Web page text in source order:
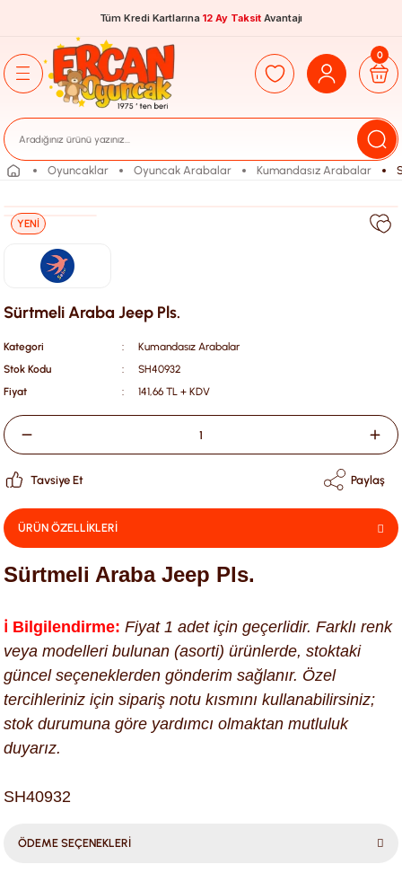
Tüm Kredi Kartlarına 12 Ay Taksit Avantajı
0
Oyuncaklar Oyuncak Arabalar Kumandasız Arabalar
YENİ
Sürtmeli Araba Jeep Pls.
Kategori
Kumandasız Arabalar
Stok Kodu
SH40932
Fiyat
141,66 TL + KDV
Tavsiye Et Paylaş
ÜRÜN ÖZELLİKLERİ
Sürtmeli Araba Jeep Pls.
ℹ️ Bilgilendirme: Fiyat 1 adet için geçerlidir. Farklı renk
veya modelleri bulunan (asorti) ürünlerde, stoktaki
güncel seçeneklerden gönderim sağlanır. Özel
tercihleriniz için sipariş notu kısmını kullanabilirsiniz;
stok durumuna göre yardımcı olmaktan mutluluk
duyarız.
SH40932
ÖDEME SEÇENEKLERİ